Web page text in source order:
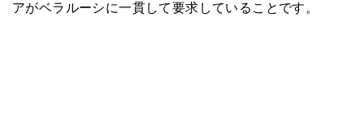
アがベラルーシに一貫して要求していることです。